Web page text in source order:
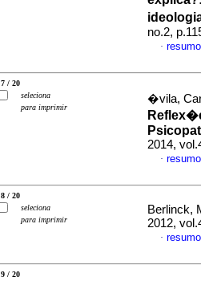
no.2,
·
7 / 20
seleciona
para imprimir
�vila,
2014,
·
8 / 20
seleciona
para imprimir
Berlinck,
2012,
·
9 / 20